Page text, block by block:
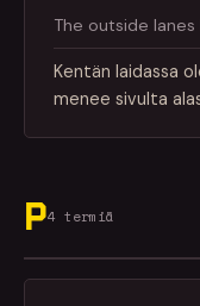
The outside
Kentän laidassa
menee sivulta
P4 termiä